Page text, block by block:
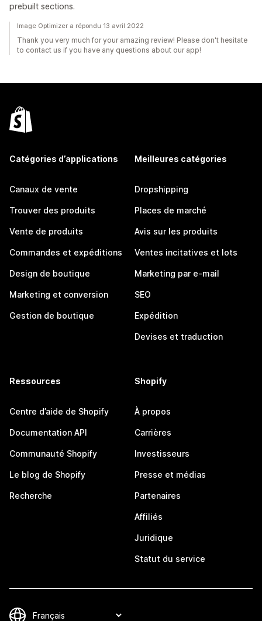
prebuilt sections.
Image Optimizer a répondu 13 avril 2022
Thank you very much for your amazing review! Please don't hesitate
to contact us if you have any questions about our app!
Catégories d’applications
Canaux de vente
Trouver des produits
Vente de produits
Commandes et expéditions
Design de boutique
Marketing et conversion
Gestion de boutique
Meilleures catégories
Dropshipping
Places de marché
Avis sur les produits
Ventes incitatives et lots
Marketing par e-mail
SEO
Expédition
Devises et traduction
Ressources
Centre d’aide de Shopify
Documentation API
Communauté Shopify
Le blog de Shopify
Recherche
Shopify
À propos
Carrières
Investisseurs
Presse et médias
Partenaires
Affiliés
Juridique
Statut du service